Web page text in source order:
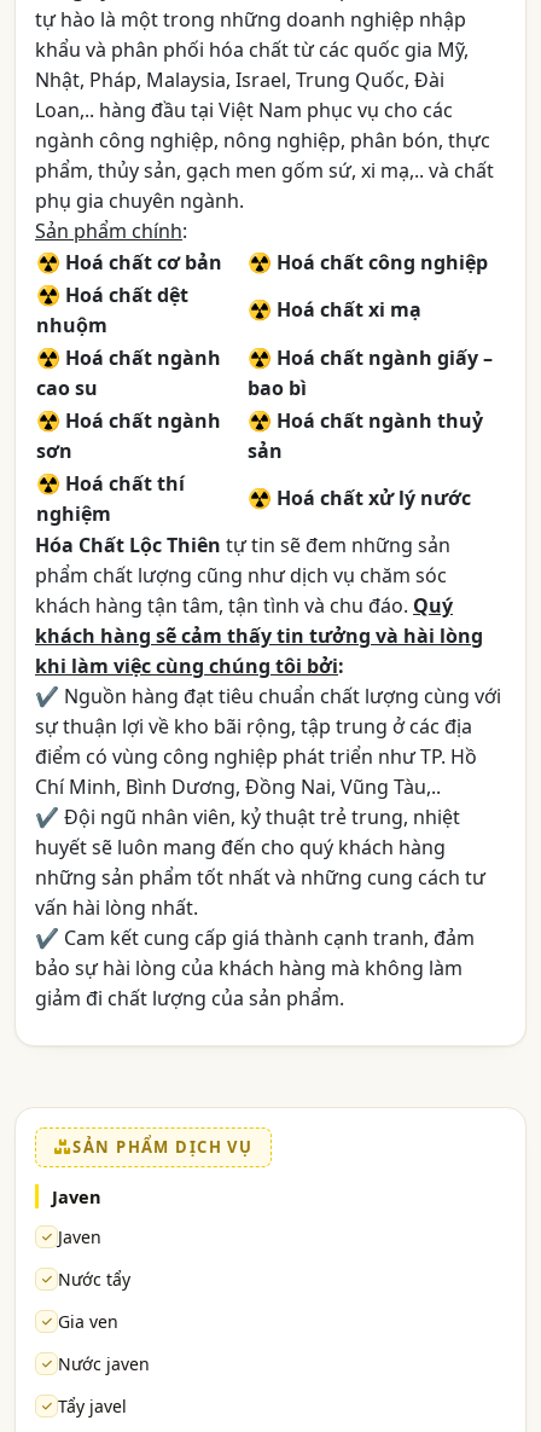
tự hào là một trong những doanh nghiệp nhập
khẩu và phân phối hóa chất từ các quốc gia Mỹ,
Nhật, Pháp, Malaysia, Israel, Trung Quốc, Đài
Loan,.. hàng đầu tại Việt Nam phục vụ cho các
ngành công nghiệp, nông nghiệp, phân bón, thực
phẩm, thủy sản, gạch men gốm sứ, xi mạ,.. và chất
phụ gia chuyên ngành.
Sản phẩm chính:
☢ Hoá chất cơ bản
☢ Hoá chất công nghiệp
☢ Hoá chất dệt
nhuộm
☢ Hoá chất xi mạ
☢ Hoá chất ngành
cao su
☢ Hoá chất ngành giấy –
bao bì
☢ Hoá chất ngành
sơn
☢ Hoá chất ngành thuỷ
sản
☢ Hoá chất thí
nghiệm
☢ Hoá chất xử lý nước
Hóa Chất Lộc Thiên tự tin sẽ đem những sản
phẩm chất lượng cũng như dịch vụ chăm sóc
khách hàng tận tâm, tận tình và chu đáo. Quý
khách hàng sẽ cảm thấy tin tưởng và hài lòng
khi làm việc cùng chúng tôi bởi:
✔ Nguồn hàng đạt tiêu chuẩn chất lượng cùng với
sự thuận lợi về kho bãi rộng, tập trung ở các địa
điểm có vùng công nghiệp phát triển như TP. Hồ
Chí Minh, Bình Dương, Đồng Nai, Vũng Tàu,..
✔ Đội ngũ nhân viên, kỷ thuật trẻ trung, nhiệt
huyết sẽ luôn mang đến cho quý khách hàng
những sản phẩm tốt nhất và những cung cách tư
vấn hài lòng nhất.
✔ Cam kết cung cấp giá thành cạnh tranh, đảm
bảo sự hài lòng của khách hàng mà không làm
giảm đi chất lượng của sản phẩm.
SẢN PHẨM DỊCH VỤ
Javen
Javen
Nước tẩy
Gia ven
Nước javen
Tẩy javel